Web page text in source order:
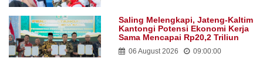
Saling Melengkapi, Jateng-Kaltim
Kantongi Potensi Ekonomi Kerja
Sama Mencapai Rp20,2 Triliun
06 August 2026 09:00:00